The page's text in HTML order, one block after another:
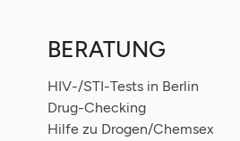
BERATUNG
HIV-/STI-Tests in Berlin
Drug-Checking
Hilfe zu Drogen/Chemsex